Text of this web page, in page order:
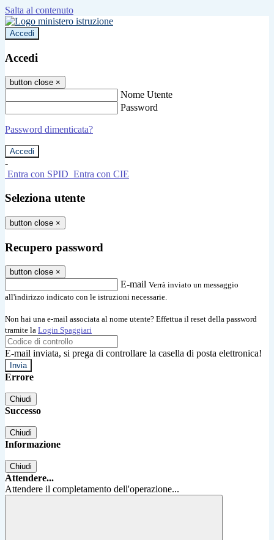
Salta al contenuto
Accedi
Accedi
button close ×
Nome Utente
Password
Password dimenticata?
-
Entra con SPID Entra con CIE
Seleziona utente
button close ×
Recupero password
button close ×
E-mail Verrà inviato un messaggio
all'indirizzo indicato con le istruzioni necessarie.
Non hai una e-mail associata al nome utente? Effettua il reset della password
tramite la Login Spaggiari
E-mail inviata, si prega di controllare la casella di posta elettronica!
Errore
Chiudi
Successo
Chiudi
Informazione
Chiudi
Attendere...
Attendere il completamento dell'operazione...